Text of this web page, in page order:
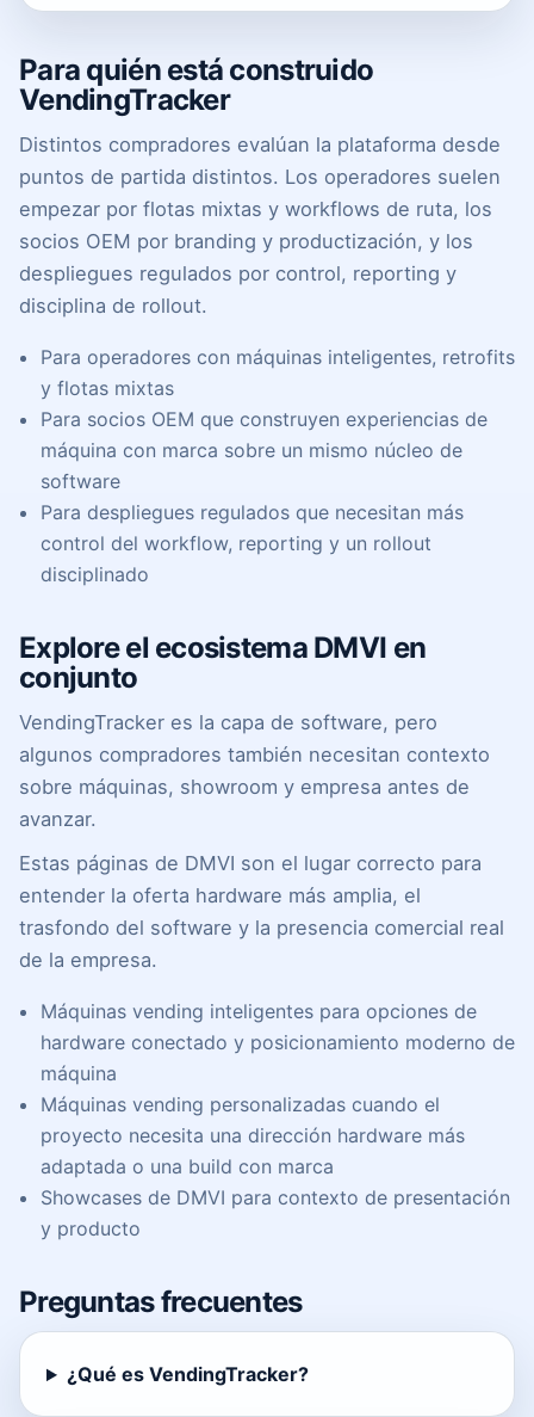
Para quién está construido
VendingTracker
Distintos compradores evalúan la plataforma desde
puntos de partida distintos. Los operadores suelen
empezar por flotas mixtas y workflows de ruta, los
socios OEM por branding y productización, y los
despliegues regulados por control, reporting y
disciplina de rollout.
Para operadores con máquinas inteligentes, retrofits
y flotas mixtas
Para socios OEM que construyen experiencias de
máquina con marca sobre un mismo núcleo de
software
Para despliegues regulados que necesitan más
control del workflow, reporting y un rollout
disciplinado
Explore el ecosistema DMVI en
conjunto
VendingTracker es la capa de software, pero
algunos compradores también necesitan contexto
sobre máquinas, showroom y empresa antes de
avanzar.
Estas páginas de DMVI son el lugar correcto para
entender la oferta hardware más amplia, el
trasfondo del software y la presencia comercial real
de la empresa.
Máquinas vending inteligentes para opciones de
hardware conectado y posicionamiento moderno de
máquina
Máquinas vending personalizadas cuando el
proyecto necesita una dirección hardware más
adaptada o una build con marca
Showcases de DMVI para contexto de presentación
y producto
Preguntas frecuentes
¿Qué es VendingTracker?